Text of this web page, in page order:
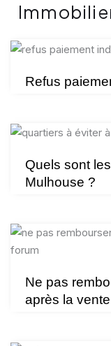
Refus
Quels sont
Mulhouse ?
Ne pas
après la